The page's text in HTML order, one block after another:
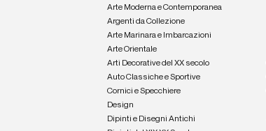
Arte Moderna e Contemporanea
Argenti da Collezione
Arte Marinara e Imbarcazioni
Arte Orientale
Arti Decorative del XX secolo
Auto Classiche e Sportive
Cornici e Specchiere
Design
Dipinti e Disegni Antichi